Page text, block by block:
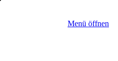
Menü öffnen